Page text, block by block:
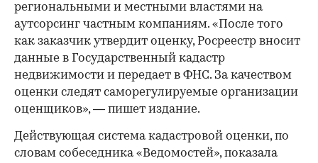
региональными и местными властями на
аутсорсинг частным компаниям. «После того
как заказчик утвердит оценку, Росреестр вносит
данные в Государственный кадастр
недвижимости и передает в ФНС. За качеством
оценки следят саморегулируемые организации
оценщиков», — пишет издание.
Действующая система кадастровой оценки, по
словам собеседника «Ведомостей», показала